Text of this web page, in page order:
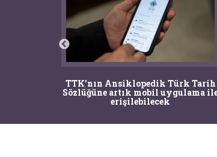
TTK'nın Ansiklopedik Türk Tarih
Sözlüğüne artık mobil uygulama
erişilebilecek